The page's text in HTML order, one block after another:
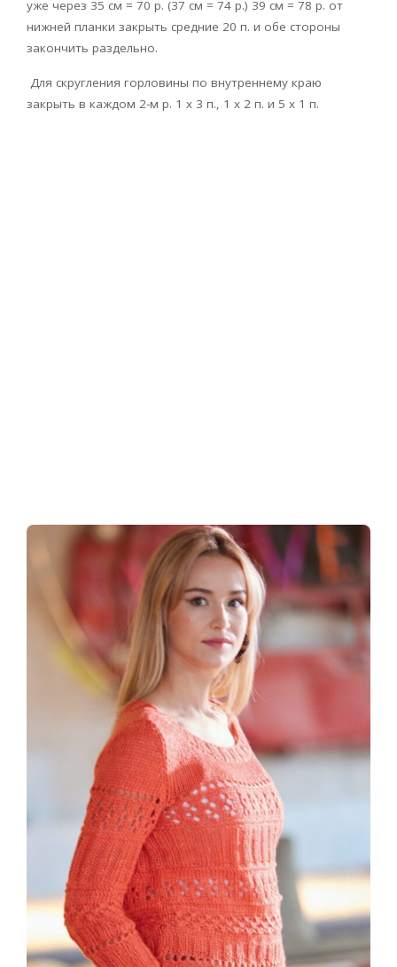
уже через 35 см = 70 р. (37 см = 74 р.) 39 см = 78 р. от
нижней планки закрыть средние 20 п. и обе стороны
закончить раздельно.
Для скругления горловины по внутреннему краю
закрыть в каждом 2-м р. 1 х 3 п., 1 х 2 п. и 5 х 1 п.